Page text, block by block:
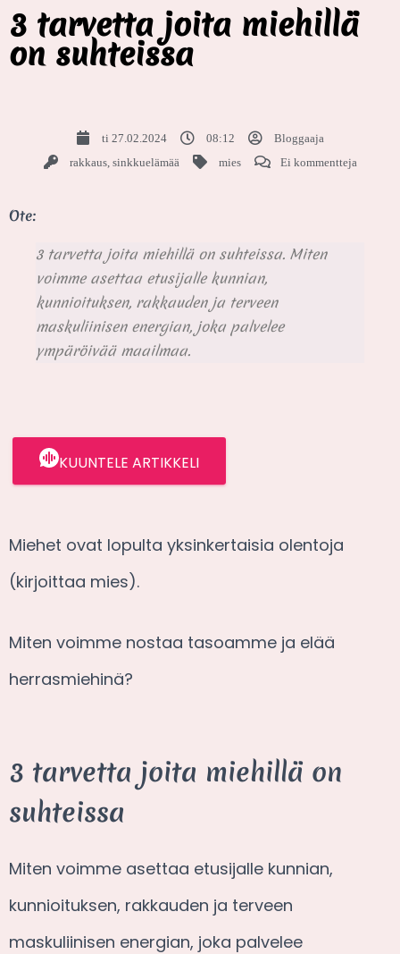
3 tarvetta joita miehillä
on suhteissa
ti 27.02.2024 08:12
Bloggaaja
rakkaus, sinkkuelämää mies Ei kommentteja
Ote:
3 tarvetta joita miehillä on suhteissa. Miten
voimme asettaa etusijalle kunnian,
kunnioituksen, rakkauden ja terveen
maskuliinisen energian, joka palvelee
ympäröivää maailmaa.
KUUNTELE ARTIKKELI
Miehet ovat lopulta yksinkertaisia olentoja
(kirjoittaa mies).
Miten voimme nostaa tasoamme ja elää
herrasmiehinä?
3 tarvetta joita miehillä on
suhteissa
Miten voimme asettaa etusijalle kunnian,
kunnioituksen, rakkauden ja terveen
maskuliinisen energian, joka palvelee